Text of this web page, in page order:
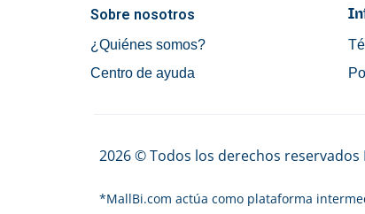
Sobre nosotros
¿Quiénes somos?
Centro de ayuda
2026 © Todos los derechos
*MallBi.com actúa como plataforma